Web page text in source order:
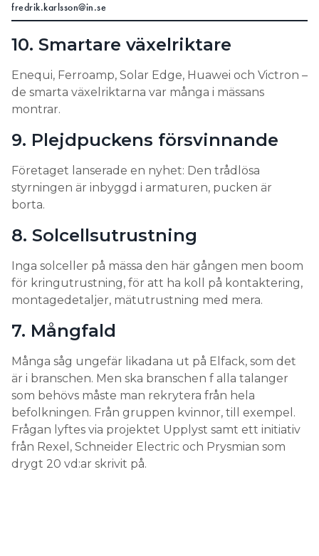
Kontakt
Personuppgifter
Search for:
fredrik.karlsson@in.se
10. Smartare växelriktare
Enequi, Ferroamp, Solar Edge, Huawei och Victron –
de smarta växelriktarna var många i mässans
montrar.
9. Plejdpuckens försvinnande
Företaget lanserade en nyhet: Den trådlösa
styrningen är inbyggd i armaturen, pucken är
borta.
8. Solcellsutrustning
Inga solceller på mässa den här gången men boom
för kringutrustning, för att ha koll på kontaktering,
montagedetaljer, mätutrustning med mera.
7. Mångfald
Många såg ungefär likadana ut på Elfack, som det
är i branschen. Men ska branschen f alla talanger
som behövs måste man rekrytera från hela
befolkningen. Från gruppen kvinnor, till exempel.
Frågan lyftes via projektet Upplyst samt ett initiativ
från Rexel, Schneider Electric och Prysmian som
drygt 20 vd:ar skrivit på.